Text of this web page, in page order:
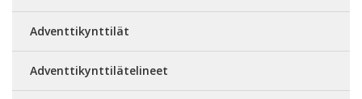
Adventtikynttilät
Adventtikynttilätelineet